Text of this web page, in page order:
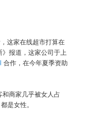
这家在线超市打算在
报道，这家公司于上
合作，在今年夏季资助
商家几乎被女人占
是女性。